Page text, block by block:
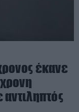
έκανε